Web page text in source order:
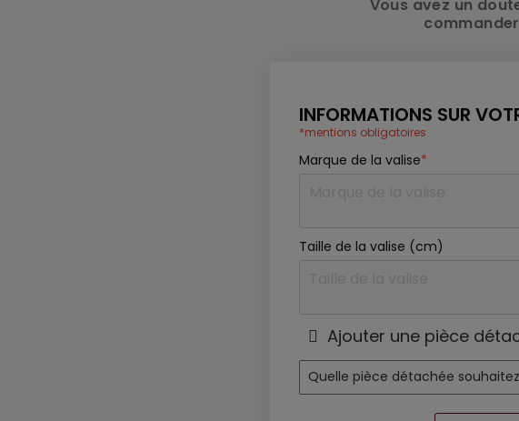
Vous avez un
INFORMATIONS SUR
*mentions obligatoires
Marque de la valise*
Taille de la valise (cm)
Ajouter une pièce